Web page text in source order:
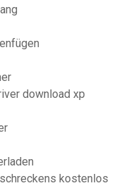
download xp
kostenlos